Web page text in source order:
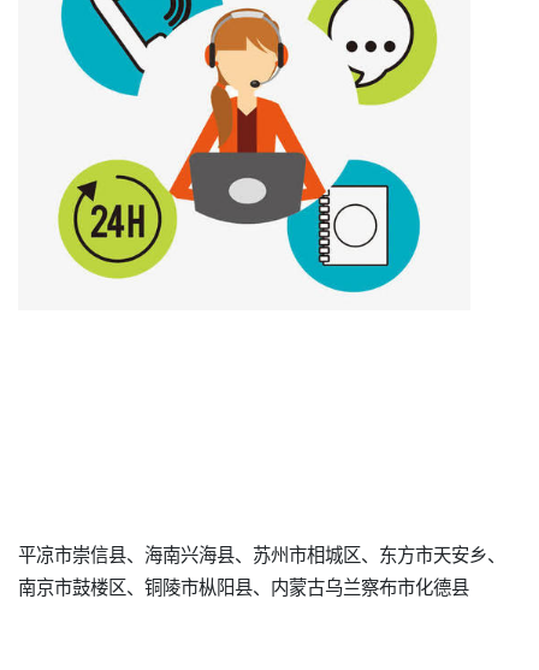
平凉市崇信县、海南兴海县、苏州市相城区、东方市天安乡、
南京市鼓楼区、铜陵市枞阳县、内蒙古乌兰察布市化德县